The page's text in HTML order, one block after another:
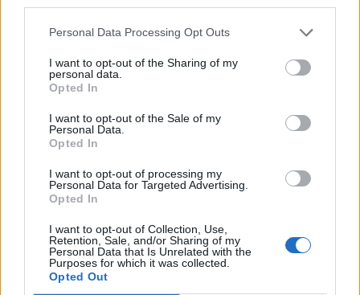
Personal Data Processing Opt Outs
I want to opt-out of the Sharing of my
personal data.
Opted In
I want to opt-out of the Sale of my
Personal Data.
Opted In
I want to opt-out of processing my
Personal Data for Targeted Advertising.
Opted In
I want to opt-out of Collection, Use,
Retention, Sale, and/or Sharing of my
Personal Data that Is Unrelated with the
Purposes for which it was collected.
Opted Out
Catalogne lance un radar IA qui traque
Auto Pour Vous 4 août 2026